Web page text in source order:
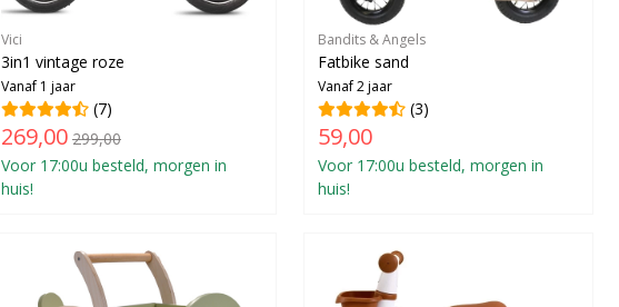
Vici
3in1 vintage roze
Vanaf 1 jaar
(7)
269,00 299,00
Voor 17:00u besteld, morgen in
huis!
Bandits & Angels
Fatbike sand
Vanaf 2 jaar
(3)
59,00
Voor 17:00u besteld, morgen in
huis!